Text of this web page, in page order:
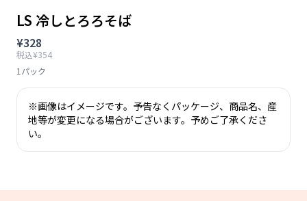
LS 冷しとろろそば
¥328
税込¥354
1パック
※画像はイメージです。予告なくパッケージ、商品名、産
地等が変更になる場合がございます。予めご了承くださ
い。